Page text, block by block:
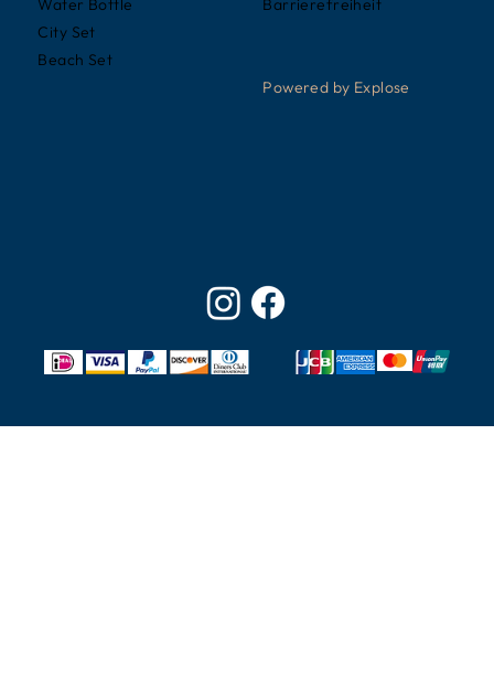
Water Bottle
City Set
Beach Set
Barrierefreiheit
Powered by Explose